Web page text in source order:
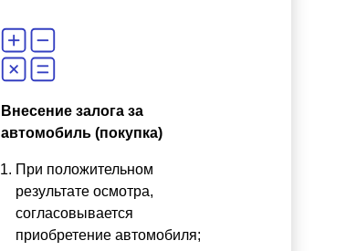
Внесение залога за
автомобиль (покупка)
При положительном
результате осмотра,
согласовывается
приобретение автомобиля;